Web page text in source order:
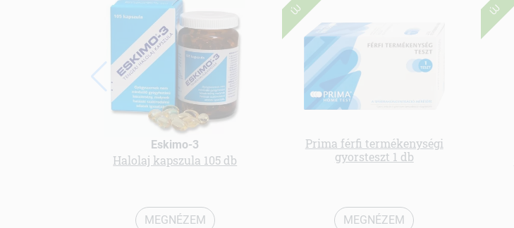
Eskimo-3
Halolaj kapszula 105 db
MEGNÉZEM
ÚJ
Prima férfi termékenységi
gyorsteszt 1 db
MEGNÉZEM
ÚJ